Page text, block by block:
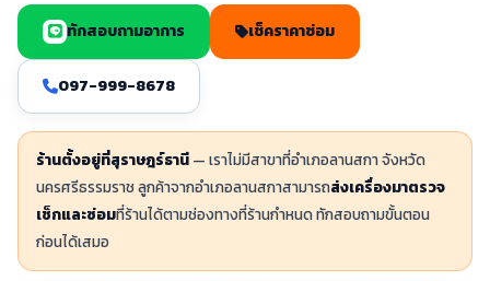
ทักสอบถามอาการ เช็คราคาซ่อม
097-999-8678
ร้านตั้งอยู่ที่สุราษฎร์ธานี — เราไม่มีสาขาที่อำเภอลานสกา จังหวัด
นครศรีธรรมราช ลูกค้าจากอำเภอลานสกาสามารถส่งเครื่องมาตรวจ
เช็กและซ่อมที่ร้านได้ตามช่องทางที่ร้านกำหนด ทักสอบถามขั้นตอน
ก่อนได้เสมอ